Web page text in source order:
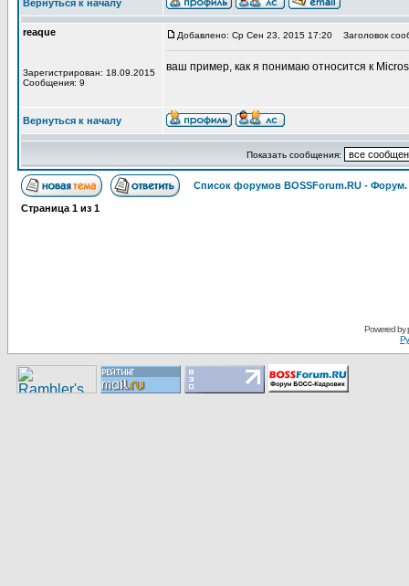
Вернуться к началу
reaque
Зарегистрирован: 18.09.2015
Сообщения: 9
Добавлено: Ср Сен 23, 2015 17:20 Заголовок
ваш пример, как я понимаю относится к
Вернуться к началу
Показать сообщения:
Список форумов BOSSForum.RU -
Страница 1 из 1
Pоwerеd by